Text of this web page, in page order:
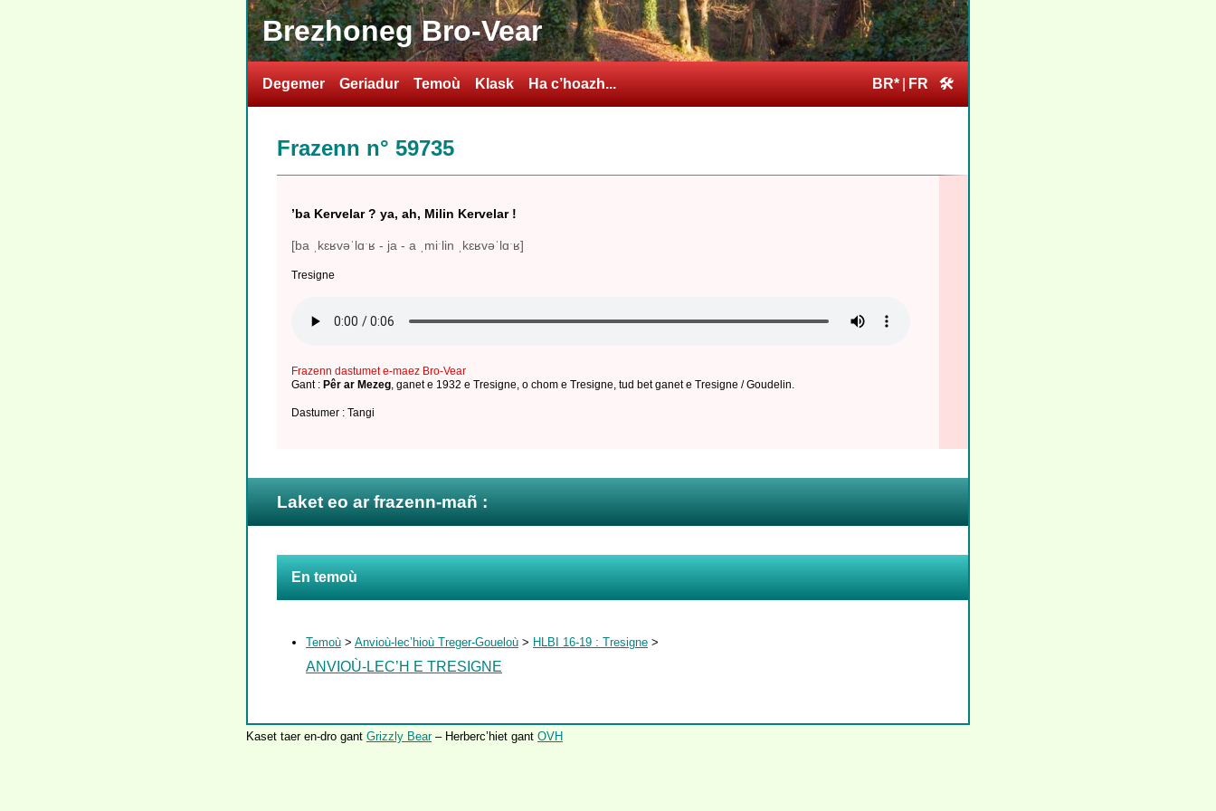
Brezhoneg Bro-Vear
Degemer Geriadur Temoù Klask Ha c’hoazh... BR*| FR 🛠
Frazenn n° 59735
’ba Kervelar ? ya, ah, Milin Kervelar !
[ba ˌkɛʁvəˈlɑˑʁ - ja - a ˌmiˑlin ˌkɛʁvəˈlɑˑʁ]
Tresigne
Frazenn dastumet e-maez Bro-Vear
Gant : Pêr ar Mezeg ganet e 1932 e Tresigne o chom e Tresigne tud bet ganet e Tresigne / Goudelin
Dastumer : Tangi
Laket eo ar frazenn-mañ :
En temoù
Temoù > Anvioù-lec’hioù Treger-Goueloù > HLBI 16-19 : Tresigne >
ANVIOÙ-LEC’H E TRESIGNE
Kaset taer en-dro gant Grizzly Bear– Herberc’hiet gant OVH